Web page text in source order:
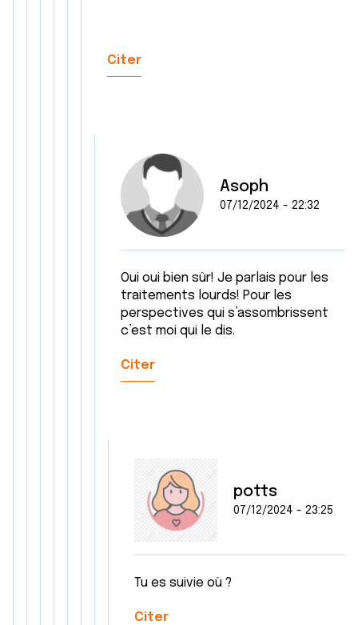
Citer
Asoph
07/12/2024 - 22:32
Oui oui bien sûr! Je parlais pour les
traitements lourds! Pour les
perspectives qui s’assombrissent
c’est moi qui le dis.
Citer
potts
07/12/2024 - 23:25
Tu es suivie où ?
Citer